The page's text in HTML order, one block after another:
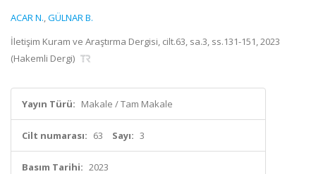
ACAR N.,GÜLNAR B.
İletişim Kuram ve Araştırma Dergisi, cilt.63, sa.3, ss.131-151, 2023
(Hakemli Dergi)
Yayın Türü: Makale / Tam Makale
Cilt numarası: 63 Sayı: 3
Basım Tarihi: 2023